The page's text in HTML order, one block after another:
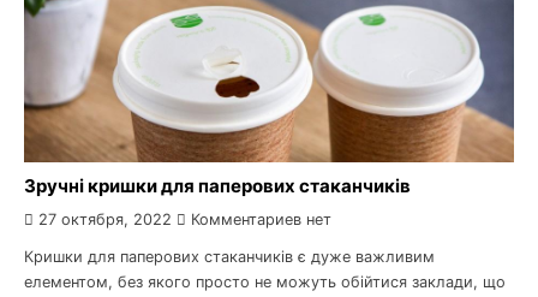
Зручні кришки для паперових стаканчиків
27 октября, 2022 Комментариев нет
Кришки для паперових стаканчиків є дуже важливим
елементом, без якого просто не можуть обійтися заклади, що